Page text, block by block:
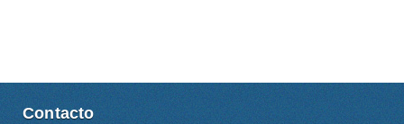
Contacto